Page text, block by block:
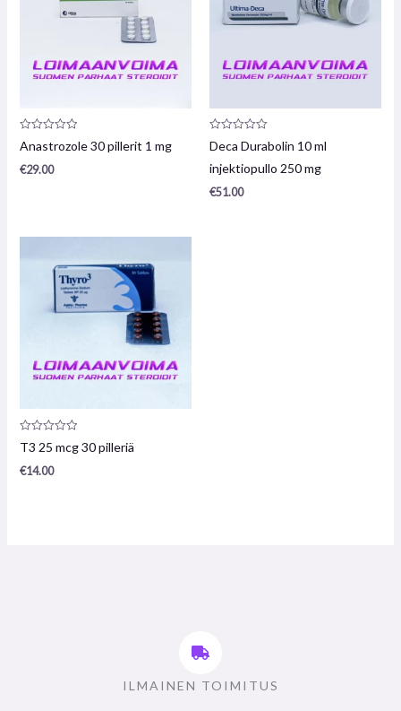
Arvostelu
tuotteesta:
/
Anastrozole 30 pillerit 1 mg
€29.00
Arvostelu
tuotteesta:
/
Deca Durabolin 10 ml
injektiopullo 250 mg
€51.00
Arvostelu
tuotteesta:
/
T3 25 mcg 30 pilleriä
€14.00
ILMAINEN TOIMITUS